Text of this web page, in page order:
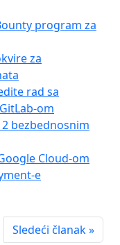
program za
za
rad sa
om
2 bezbednosnim
Cloud-om
e
Sledeći članak »